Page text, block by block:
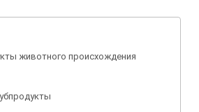
животного происхождения